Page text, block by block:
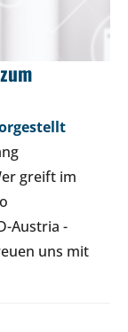
greift im
Austria -
uns mit